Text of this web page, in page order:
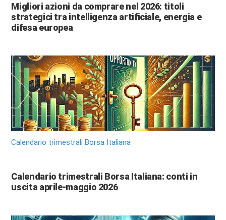
Migliori azioni da comprare nel 2026: titoli
strategici tra intelligenza artificiale, energia e
difesa europea
Calendario trimestrali Borsa Italiana
Calendario trimestrali Borsa Italiana: conti in
uscita aprile-maggio 2026